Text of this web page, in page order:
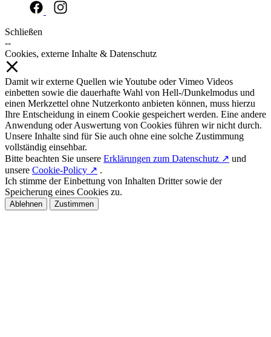
Schließen
--
Cookies, externe Inhalte & Datenschutz
Damit wir externe Quellen wie Youtube oder Vimeo Videos
einbetten sowie die dauerhafte Wahl von Hell-/Dunkelmodus und
einen Merkzettel ohne Nutzerkonto anbieten können, muss hierzu
Ihre Entscheidung in einem Cookie gespeichert werden. Eine andere
Anwendung oder Auswertung von Cookies führen wir nicht durch.
Unsere Inhalte sind für Sie auch ohne eine solche Zustimmung
vollständig einsehbar.
Bitte beachten Sie unsere Erklärungen zum Datenschutz ↗ und
unsere Cookie-Policy ↗ .
Ich stimme der Einbettung von Inhalten Dritter sowie der
Speicherung eines Cookies zu.
Ablehnen Zustimmen